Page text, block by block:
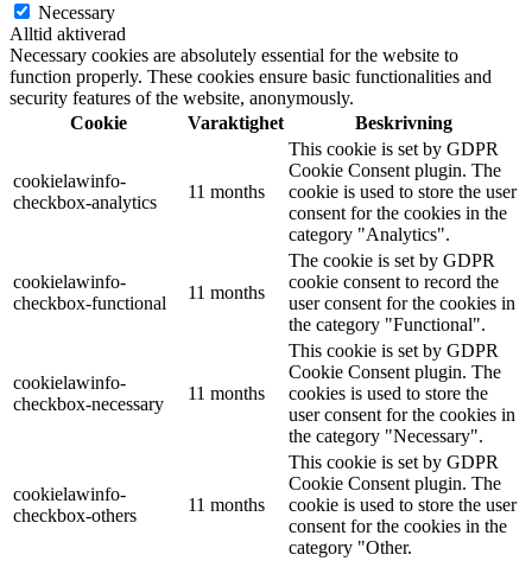
Necessary
Alltid aktiverad
Necessary cookies are absolutely essential for the website to
function properly. These cookies ensure basic functionalities and
security features of the website, anonymously.
Cookie
Varaktighet Beskrivning
cookielawinfo-
checkbox-analytics
11 months
This cookie is set by GDPR
Cookie Consent plugin. The
cookie is used to store the user
consent for the cookies in the
category "Analytics".
cookielawinfo-
checkbox-functional
11 months
The cookie is set by GDPR
cookie consent to record the
user consent for the cookies in
the category "Functional".
cookielawinfo-
checkbox-necessary
11 months
This cookie is set by GDPR
Cookie Consent plugin. The
cookies is used to store the
user consent for the cookies in
the category "Necessary".
cookielawinfo-
checkbox-others
11 months
This cookie is set by GDPR
Cookie Consent plugin. The
cookie is used to store the user
consent for the cookies in the
category "Other.